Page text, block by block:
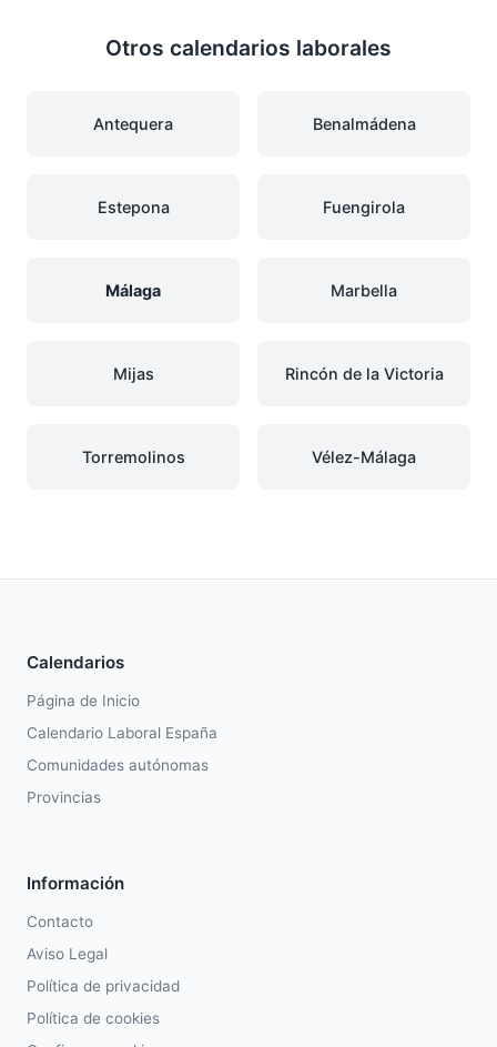
Otros calendarios laborales
Antequera Benalmádena
Estepona Fuengirola
Málaga Marbella
Mijas Rincón de la Victoria
Torremolinos Vélez-Málaga
Calendarios
Página de Inicio
Calendario Laboral España
Comunidades autónomas
Provincias
Información
Contacto
Aviso Legal
Política de privacidad
Política de cookies